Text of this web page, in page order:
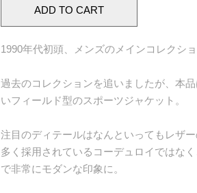
1990年代初頭、メンズのメインコレクショ
過去のコレクションを追いましたが、本
いフィールド型のスポーツジャケット。
注目のディテールはなんといってもレザ
多く採用されているコーデュロイではな
で非常にモダンな印象に。